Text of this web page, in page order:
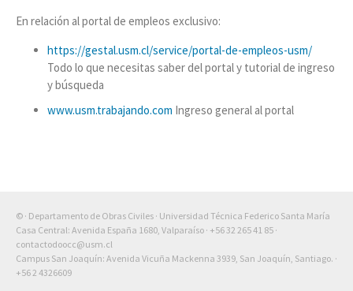
En relación al portal de empleos exclusivo:
https://gestal.usm.cl/service/portal-de-empleos-usm/
Todo lo que necesitas saber del portal y tutorial de ingreso
y búsqueda
www.usm.trabajando.com Ingreso general al portal
© · Departamento de Obras Civiles · Universidad Técnica Federico Santa María
Casa Central: Avenida España 1680, Valparaíso · +56 32 265 41 85 ·
contactodoocc@usm.cl
Campus San Joaquín: Avenida Vicuña Mackenna 3939, San Joaquín, Santiago. ·
+56 2 4326609